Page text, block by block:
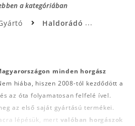
a kategóriában
Haldorádó
minden horgász
hiába, hiszen 2008-tól kezdődött a
az óta folyamatosan felfelé ível.
az első saját gyártású termékei.
lépésük, mert valóban horgászok